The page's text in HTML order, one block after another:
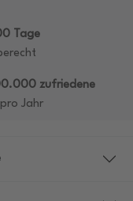
Tage
zufriedene
Jahr